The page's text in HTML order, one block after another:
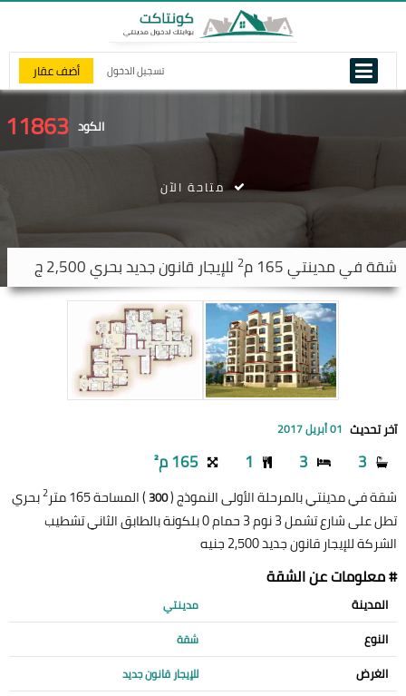
تسجيل الدخول أضف عقار
الكود 11863
شقة فيمدينتي 2 للإيجار قانون جديد بحري 2,500 ج
متاحة الآن
آخر تحديث 01 أبريل 2017
3
3
1 165 م²
شقة في مدينتي بالمرحلة الأولى النموذج (300) المساحة 165 متر 2بحري
تطل على شارع تشمل 3 نوم 3 حمام 0 بلكونة بالطابق الثاني تشطيب
الشركة للإيجار قانون جديد 2,500 جنيه
# معلومات عن الشقة
المدينة مدينتي
النوع شقة
الغرض للإيجار قانون جديد